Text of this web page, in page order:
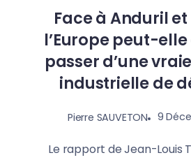
Face à Anduril
l’Europe peut-
passer d’une
industrielle de
Pierre SAUVETON 9
Le rapport de Jean-Louis